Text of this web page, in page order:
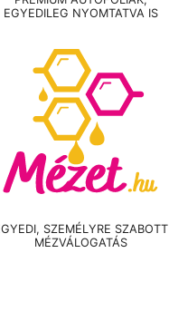
EGYEDILEG NYOMTATVA IS
SZEMÉLYRE SZABOTT
MÉZVÁLOGATÁS